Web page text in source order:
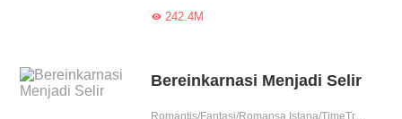
242.4M
Bereinkarnasi Menjadi Selir
Romantis/Fantasi/Romansa Istana/TimeTravel/Asmara/Membalas dendam/Balas dendam./Perubahan Hidup/Licik/Wanita perkasa/Drama